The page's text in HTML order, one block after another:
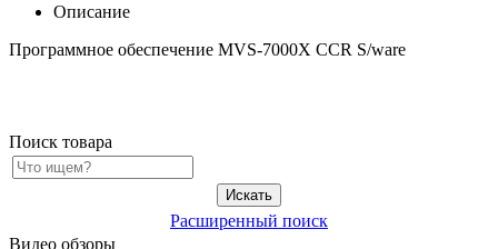
Описание
Программное обеспечение MVS-7000X CCR S/ware
Поиск товара
Расширенный поиск
Видео обзоры